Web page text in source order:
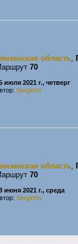
область,
70
июля 2021 г., четверг
Serginho
область,
70
июня 2021 г., среда
Serginho